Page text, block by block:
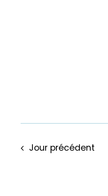
Jour précédent